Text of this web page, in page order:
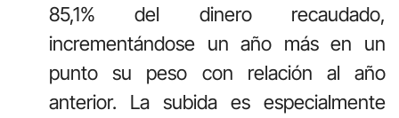
85,1% del dinero recaudado,
incrementándose un año más en un
punto su peso con relación al año
anterior. La subida es especialmente